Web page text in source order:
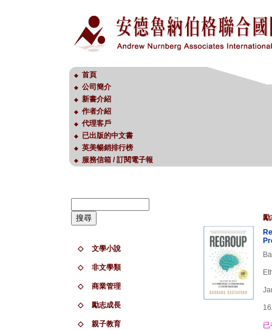
◆ 首頁
◆ 公司簡介
◆ 新書介紹
◆ 作者介紹
◆ 代理客戶
◆ 已出版的中文書
◆ 英美暢銷排行榜
◆ 服務信箱 / 訂閱電子報
◇ 文學小說
◇ 非文學類
◇ 商業管理
◇ 勵志成長
◇ 親子教育
勵